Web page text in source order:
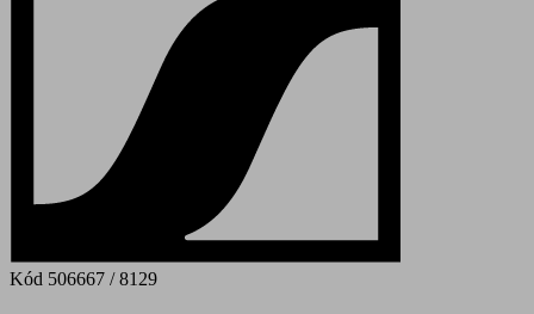
Kód 506667 / 8129